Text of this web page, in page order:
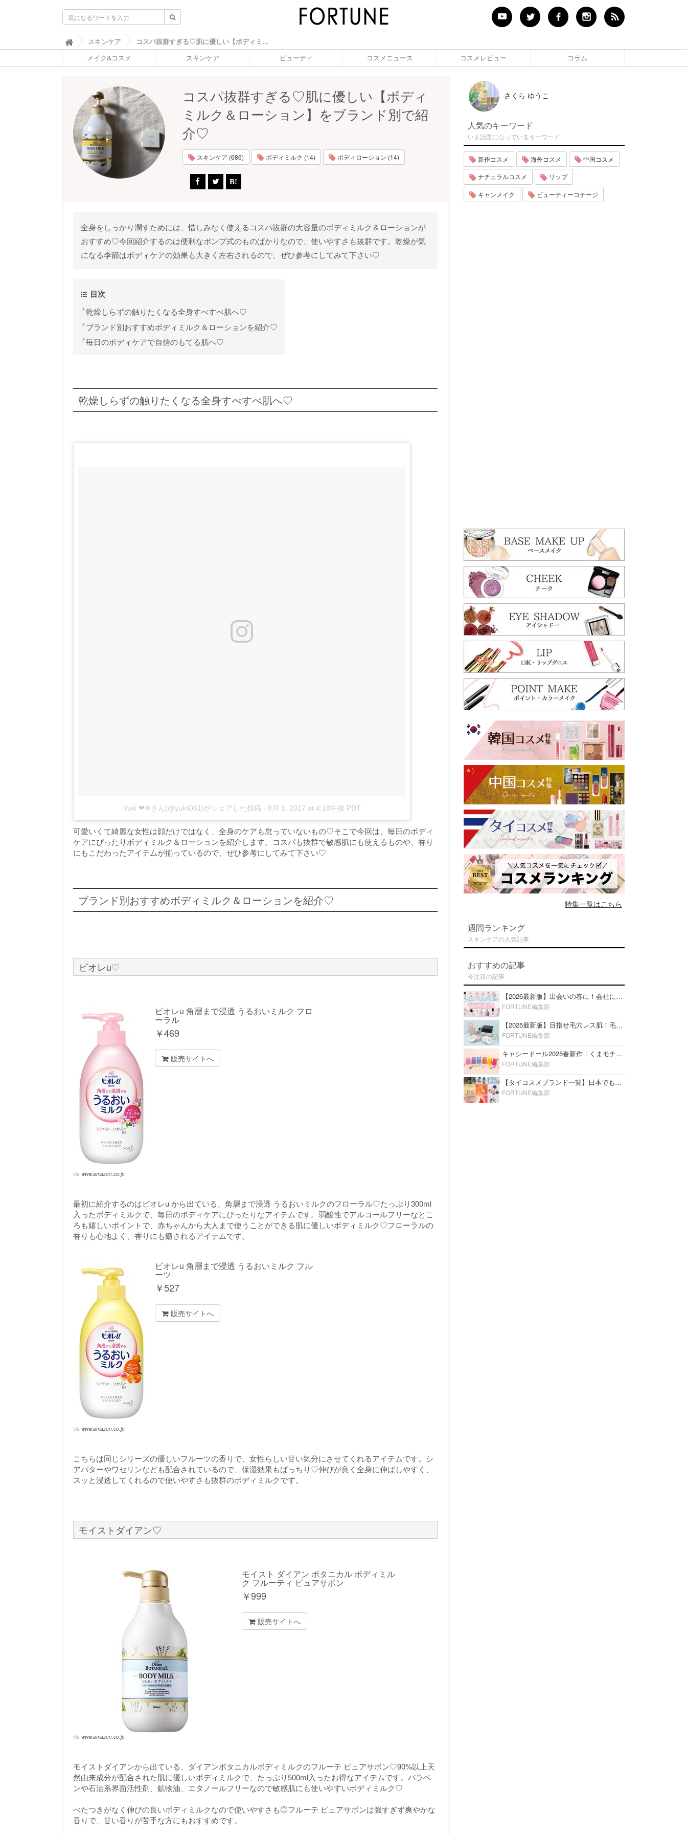
ふ
ぉ
ち
O
R
T
U
N
スキンケア コスパ抜群すぎる♡肌に優しい【ボディミルク＆ローション】をブランド別で紹介♡ - ふぉーちゅん(FORTUNE)
メイク&コスメ スキンケア ビューティ コスメニュース コスメレビュー コラム
コスパ抜群すぎる♡肌に優しい【ボディ
ミルク＆ローション】をブランド別で紹
介♡
スキンケア (686) ボディミルク (14) ボディローション (14)
全身をしっかり潤すためには、惜しみなく使えるコスパ抜群の大容量のボディミルク＆ローションが
おすすめ♡今回紹介するのは便利なポンプ式のものばかりなので、使いやすさも抜群です。乾燥が気
になる季節はボディケアの効果も大きく左右されるので、ぜひ参考にしてみて下さい♡
目次
乾燥しらずの触りたくなる全身すべすべ肌へ♡
ブランド別おすすめボディミルク＆ローションを紹介♡
毎日のボディケアで自信のもてる肌へ♡
乾燥しらずの触りたくなる全身すべすべ肌へ♡
Yuki ❤︎❄︎さん(@yukii061)がシェアした投稿 - 8月 1, 2017 at 4:18午後 PDT
可愛いくて綺麗な女性は顔だけではなく、全身のケアも怠っていないもの♡そこで今回は、毎日のボディ
ケアにぴったりボディミルク＆ローションを紹介します。コスパも抜群で敏感肌にも使えるものや、香り
にもこだわったアイテムが揃っているので、ぜひ参考にしてみて下さい♡
ブランド別おすすめボディミルク＆ローションを紹介♡
ビオレu♡
via www.amazon.co.jp
ビオレu 角層まで浸透 うるおいミルク フロ
ーラル
￥469
販売サイトへ
最初に紹介するのはビオレu から出ている、角層まで浸透 うるおいミルクのフローラル♡たっぷり300ml
入ったボディミルクで、毎日のボディケアにぴったりなアイテムです。弱酸性でアルコールフリーなとこ
ろも嬉しいポイントで、赤ちゃんから大人まで使うことができる肌に優しいボディミルク♡フローラルの
香りも心地よく、香りにも癒されるアイテムです。
via www.amazon.co.jp
ビオレu 角層まで浸透 うるおいミルク フル
ーツ
￥527
販売サイトへ
こちらは同じシリーズの優しいフルーツの香りで、女性らしい甘い気分にさせてくれるアイテムです。シ
アバターやワセリンなども配合されているので、保湿効果もばっちり♡伸びが良く全身に伸ばしやすく、
スッと浸透してくれるので使いやすさも抜群のボディミルクです。
モイストダイアン♡
via www.amazon.co.jp
モイスト ダイアン ボタニカル ボディミル
ク フルーティ ピュアサボン
￥999
販売サイトへ
モイストダイアンから出ている、ダイアンボタニカルボディミルクのフルーテ ピュアサボン♡90%以上天
然由来成分が配合された肌に優しいボディミルクで、たっぷり500ml入ったお得なアイテムです。パラベ
ンや石油系界面活性剤、鉱物油、エタノールフリーなので敏感肌にも使いやすいボディミルク♡
べたつきがなく伸びの良いボディミルクなので使いやすさも◎フルーテ ピュアサボンは強すぎず爽やかな
香りで、甘い香りが苦手な方にもおすすめです。
さくら ゆうこ
人気のキーワード
いま話題になっているキーワード
新作コスメ 海外コスメ 中国コスメ
ナチュラルコスメ リップ
キャンメイク ビューティーコテージ
特集一覧はこちら
週間ランキング
スキンケアの人気記事
おすすめの記事
今注目の記事
【2026最新版】出会いの春に！会社にもおすすめの好印象な香水14選♡ビジネスの場での香水マナーも
FORTUNE編集部
【2025最新版】目指せ毛穴レス肌！毛穴を埋めて隠す「おすすめ部分用下地＆プライマー」ランキング♡
FORTUNE編集部
キャシードール2025春新作｜くまモチーフのミニリップ「シャイニーベア リップモイスト」をレビュー♡
FORTUNE編集部
【タイコスメブランド一覧】日本でも人気沸騰中の“タイコスメ”ブランド20選！
FORTUNE編集部